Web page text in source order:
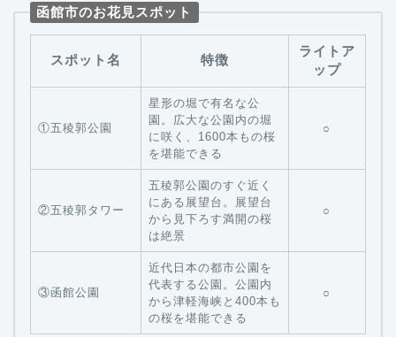
函館市のお花見スポット
スポット名 特徴
ライトア
ップ
①五稜郭公園
星形の堀で有名な公
園。広大な公園内の堀
に咲く、1600本もの桜
を堪能できる
○
②五稜郭タワー
五稜郭公園のすぐ近く
にある展望台。展望台
から見下ろす満開の桜
は絶景
○
③函館公園
近代日本の都市公園を
代表する公園。公園内
から津軽海峡と400本も
の桜を堪能できる
○